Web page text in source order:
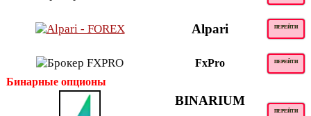
Alpari ПЕРЕЙТИ
FxPro ПЕРЕЙТИ
Бинарные опционы
BINARIUM
ПЕРЕЙТИ